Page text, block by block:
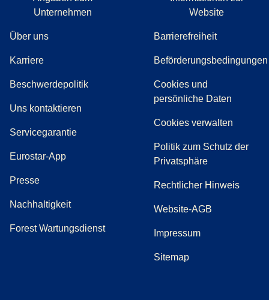
Unternehmen
Über uns
Karriere
Beschwerdepolitik( Öffnet einen neuen Tab )
( öffnet eine PDF)
Uns kontaktieren
Servicegarantie
Eurostar-App
Presse(
Nachhaltigkeit
Forest Wartungsdienst
Website
Barrierefreiheit
Beförderungsbedingungen
Cookies und
persönliche Daten
Cookies verwalten
Politik zum Schutz der
Privatsphäre
Rechtlicher Hinweis
Website-AGB
Impressum
Sitemap